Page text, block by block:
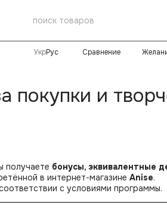
УкрРус Сравнение
покупки и
получаете бонусы, эквивалентные
в интернет-магазине Anise.
с условиями программы.